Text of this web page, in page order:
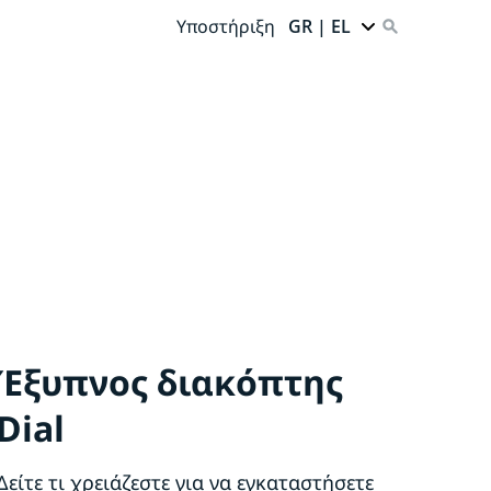
Υποστήριξη GR | EL
διακόπτης
τι χρειάζεστε για να εγκαταστήσετε